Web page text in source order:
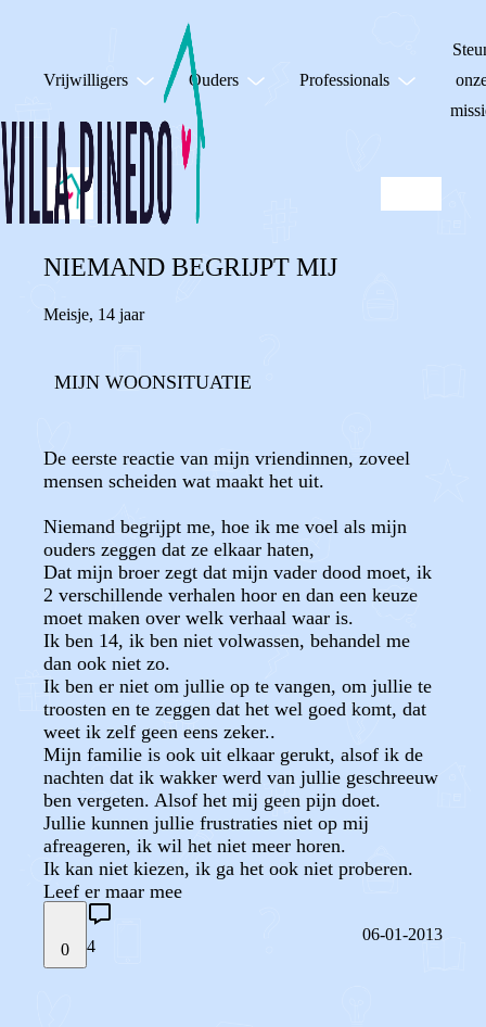
Vrijwilligers Ouders Professionals
NIEMAND BEGRIJPT MIJ
Meisje, 14 jaar
MIJN WOONSITUATIE
De eerste reactie van mijn vriendinnen, zoveel
mensen scheiden wat maakt het uit.
Niemand begrijpt me, hoe ik me voel als mijn
ouders zeggen dat ze elkaar haten,
Dat mijn broer zegt dat mijn vader dood moet, ik
2 verschillende verhalen hoor en dan een keuze
moet maken over welk verhaal waar is.
Ik ben 14, ik ben niet volwassen, behandel me
dan ook niet zo.
Ik ben er niet om jullie op te vangen, om jullie te
troosten en te zeggen dat het wel goed komt, dat
weet ik zelf geen eens zeker..
Mijn familie is ook uit elkaar gerukt, alsof ik de
nachten dat ik wakker werd van jullie geschreeuw
ben vergeten. Alsof het mij geen pijn doet.
Jullie kunnen jullie frustraties niet op mij
afreageren, ik wil het niet meer horen.
Ik kan niet kiezen, ik ga het ook niet proberen.
Leef er maar mee
0 4
06-01-2013